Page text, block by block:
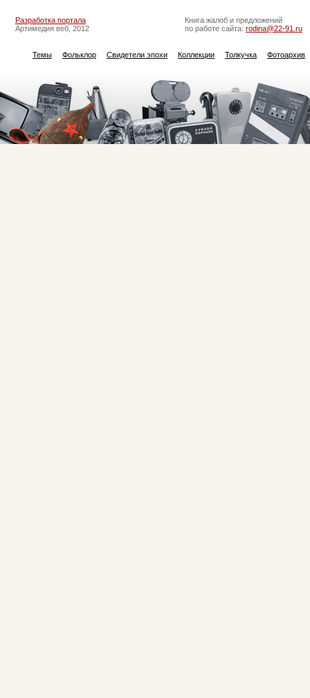
Разработка портала
Артимедия веб, 2012
Книга жалоб и предложений
по работе сайта: rodina@22-91.ru
Темы Фольклор Свидетели эпохи Коллекции Толкучка Фотоархив